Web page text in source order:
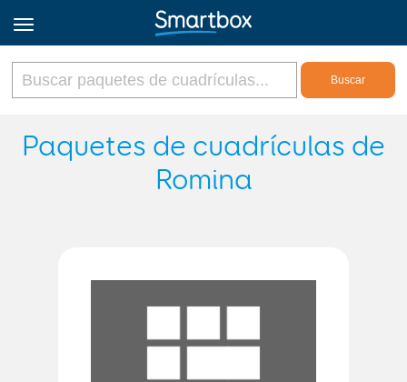
Online Grids
Iniciar sesión
Paquetes de cuadrículas de
Romina